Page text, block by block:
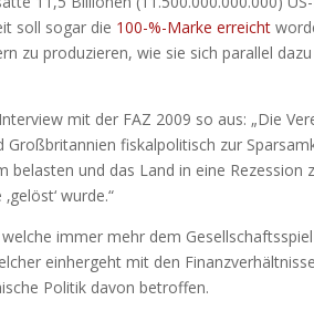
soll sogar die 100-%-Marke erreicht
zu produzieren, wie sie sich parallel
mit der FAZ 2009 so aus: „Die
Großbritannien fiskalpolitisch zur
belasten und das Land in eine
wurde.“
immer mehr dem
einhergeht mit den
Politik davon betroffen.